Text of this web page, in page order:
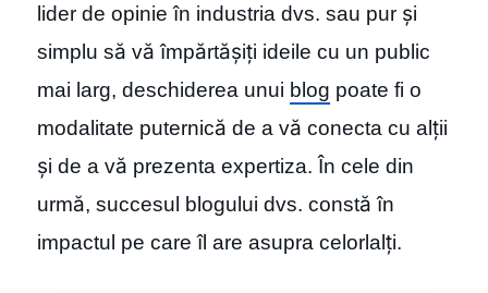
lider de opinie în industria dvs. sau pur și
simplu să vă împărtășiți ideile cu un public
mai larg, deschiderea unui blog poate fi o
modalitate puternică de a vă conecta cu alții
și de a vă prezenta expertiza. În cele din
urmă, succesul blogului dvs. constă în
impactul pe care îl are asupra celorlalți.